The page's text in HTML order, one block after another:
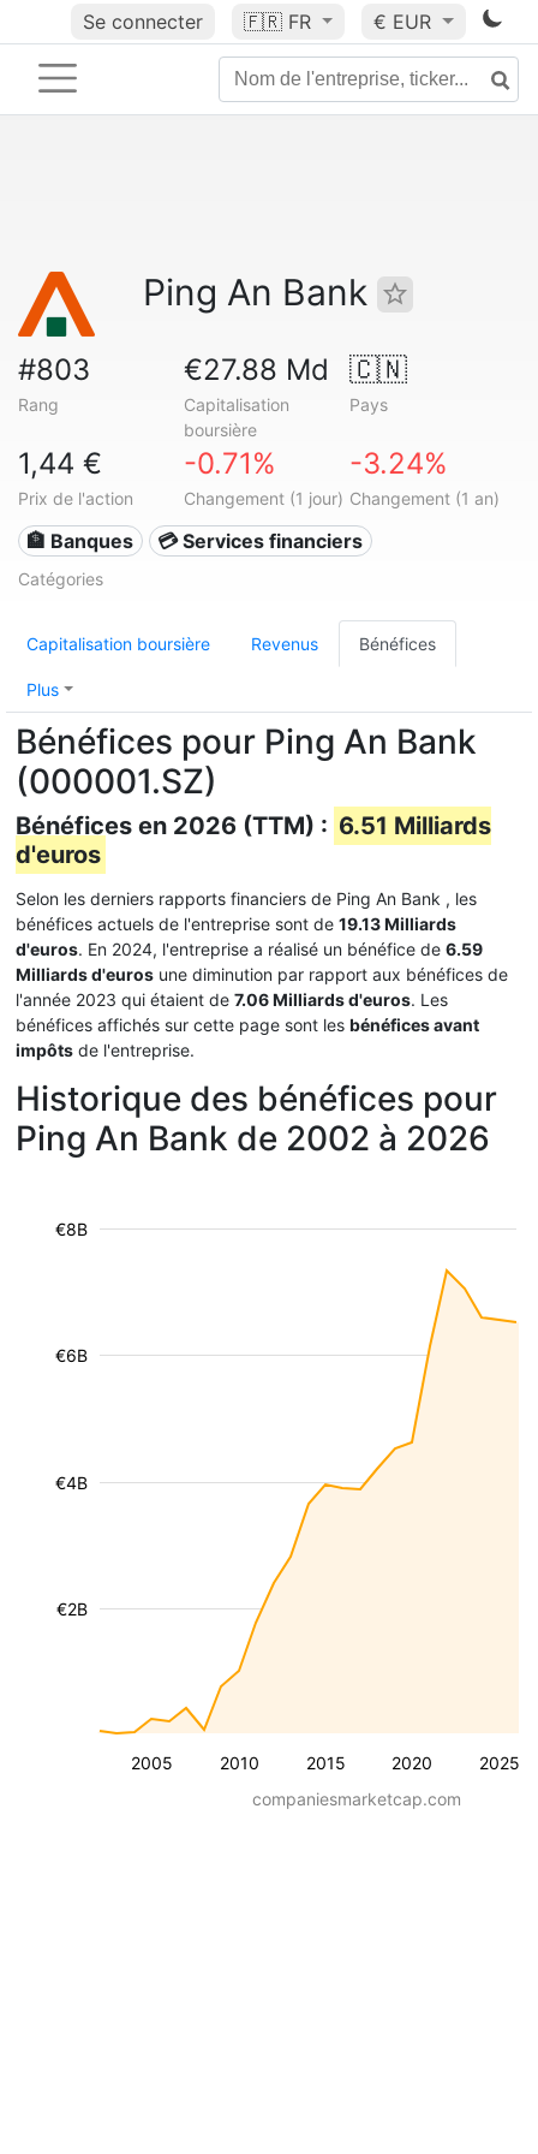
Se connecter 🇫🇷 FR € EUR
Ping An Bank
#803
Rang
€27.88 Md
Capitalisation
boursière
🇨🇳
Pays
1,44 €
Prix de l'action
-0.71%
Changement (1 jour)
-3.24%
Changement (1 an)
🏦 Banques 💳 Services financiers
Catégories
Capitalisation boursière Revenus Bénéfices
Plus
Bénéfices pour Ping An Bank
(000001.SZ)
Bénéfices en 2026 (TTM) : 6.51 Milliards
d'euros
Selon les derniers rapports financiers de Ping An Bank , les
bénéfices actuels de l'entreprise sont de 19.13 Milliards
d'euros. En 2024, l'entreprise a réalisé un bénéfice de 6.59
Milliards d'euros une diminution par rapport aux bénéfices de
l'année 2023 qui étaient de 7.06 Milliards d'euros. Les
bénéfices affichés sur cette page sont les bénéfices avant
impôts de l'entreprise.
Historique des bénéfices pour
Ping An Bank de 2002 à 2026
2005 2010 2015 2020 2025
€2B
€4B
€6B
€8B
companiesmarketcap.com